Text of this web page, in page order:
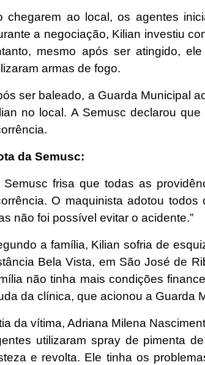
chegarem ao local, os agentes
a negociação, Kilian investiu
mesmo após ser atingido,
armas de fogo.
ser baleado, a Guarda Municipal
no local. A Semusc declarou
da Semusc:
Semusc frisa que todas as
O maquinista adotou
não foi possível evitar o acidente.”
a família, Kilian sofria de
Bela Vista, em São José de
não tinha mais condições
da clínica, que acionou a Guarda
da vítima, Adriana Milena
utilizaram spray de pimenta
e revolta. Ele tinha os